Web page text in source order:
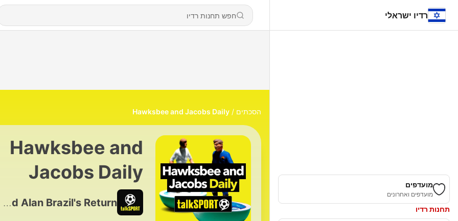
רדיו ישראלי
מועדפים
מועדפים ואחרונים
תחנות רדיו
הסכתים Hawksbee and Jacobs Daily
Hawksbee and
Jacobs Daily
2353 - Tim Vickery on Bruno G, Vini Jr & Romero and Alan Brazil's Return!